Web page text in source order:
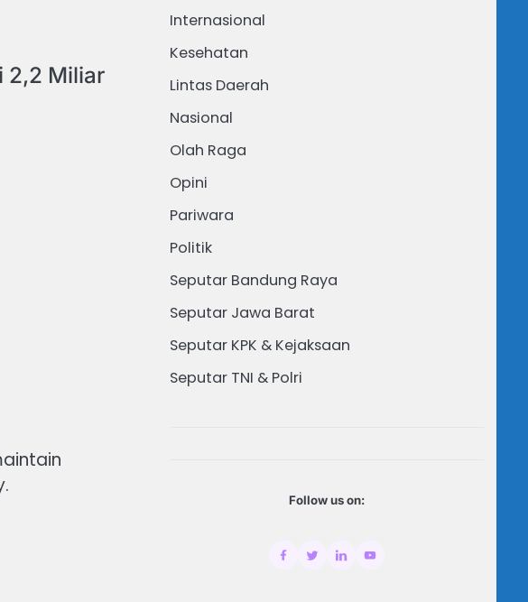
2,2 Miliar
Internasional
Kesehatan
Lintas Daerah
Nasional
Olah Raga
Opini
Pariwara
Politik
Seputar Bandung Raya
Seputar Jawa Barat
Seputar KPK & Kejaksaan
Seputar TNI & Polri
Follow us on: